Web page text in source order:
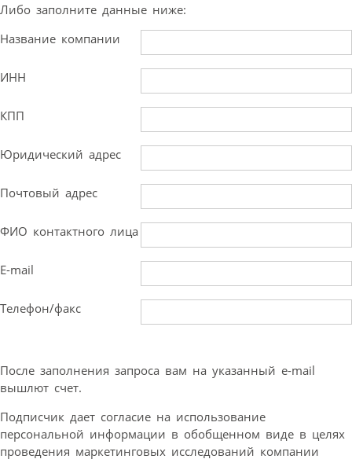
Либо заполните данные ниже:
Название компании
ИНН
КПП
Юридический адрес
Почтовый адрес
ФИО контактного лица
E-mail
Телефон/факс
После заполнения запроса вам на указанный e-mail
вышлют счет.
Подписчик дает согласие на использование
персональной информации в обобщенном виде в целях
проведения маркетинговых исследований компании